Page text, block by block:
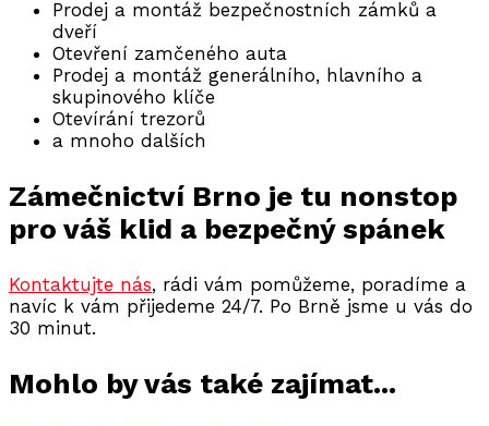
Prodej a montáž bezpečnostních zámků a
dveří
Otevření zamčeného auta
Prodej a montáž generálního, hlavního a
skupinového klíče
Otevírání trezorů
a mnoho dalších
Zámečnictví Brno je tu nonstop
pro váš klid a bezpečný spánek
Kontaktujte nás, rádi vám pomůžeme, poradíme a
navíc k vám přijedeme 24/7. Po Brně jsme u vás do
30 minut.
Mohlo by vás také zajímat...